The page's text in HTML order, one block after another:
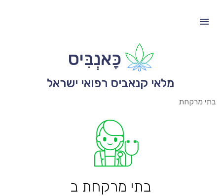
כָּאנְבִּיס
מלאי קנאביס רפואי ישראל
בתי מרקחת
בתי מרקחת ב